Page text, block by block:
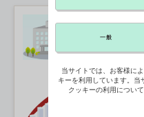
8.3万人
スクを紛
全医療機
一般
当サイトでは、お客様に
キーを利用しています。当
クッキーの利用につい